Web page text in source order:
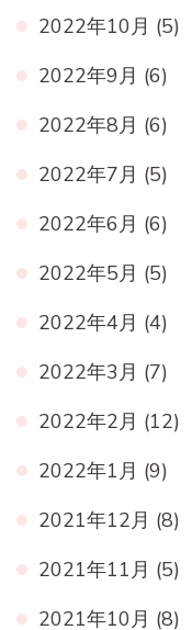
2022年10月 (5)
2022年9月 (6)
2022年8月 (6)
2022年7月 (5)
2022年6月 (6)
2022年5月 (5)
2022年4月 (4)
2022年3月 (7)
2022年2月 (12)
2022年1月 (9)
2021年12月 (8)
2021年11月 (5)
2021年10月 (8)